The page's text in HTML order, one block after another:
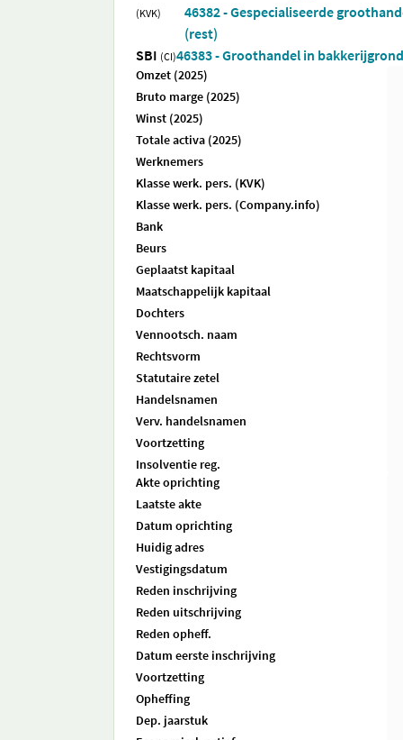
(KVK)
46382 - Gespecialiseerde
(rest)
SBI (CI)46383 - Groothandel in
Omzet (2025)
Bruto marge (2025)
Winst (2025)
Totale activa (2025)
Werknemers
Klasse werk. pers. (KVK)
Klasse werk. pers. (Company.info)
Bank
Beurs
Geplaatst kapitaal
Maatschappelijk kapitaal
Dochters
Vennootsch. naam
Rechtsvorm
Statutaire zetel
Handelsnamen
Verv. handelsnamen
Voortzetting
Insolventie reg.
Akte oprichting
Laatste akte
Datum oprichting
Huidig adres
Vestigingsdatum
Reden inschrijving
Reden uitschrijving
Reden opheff.
Datum eerste inschrijving
Voortzetting
Opheffing
Dep. jaarstuk